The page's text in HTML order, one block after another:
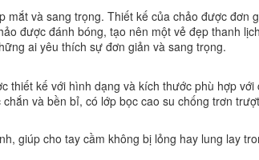
và sang trọng. Thiết kế của chảo được đơn
được đánh bóng, tạo nên một vẻ đẹp thanh
ai yêu thích sự đơn giản và sang trọng.
thiết kế với hình dạng và kích thước phù hợp
và bền bỉ, có lớp bọc cao su chống trơn
giúp cho tay cầm không bị lỏng hay lung lay